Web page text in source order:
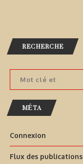
RECHERCHE
MÉTA
Connexion
Flux des publications